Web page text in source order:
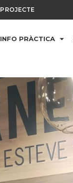
PROJECTE
INFO PRÀCTICA